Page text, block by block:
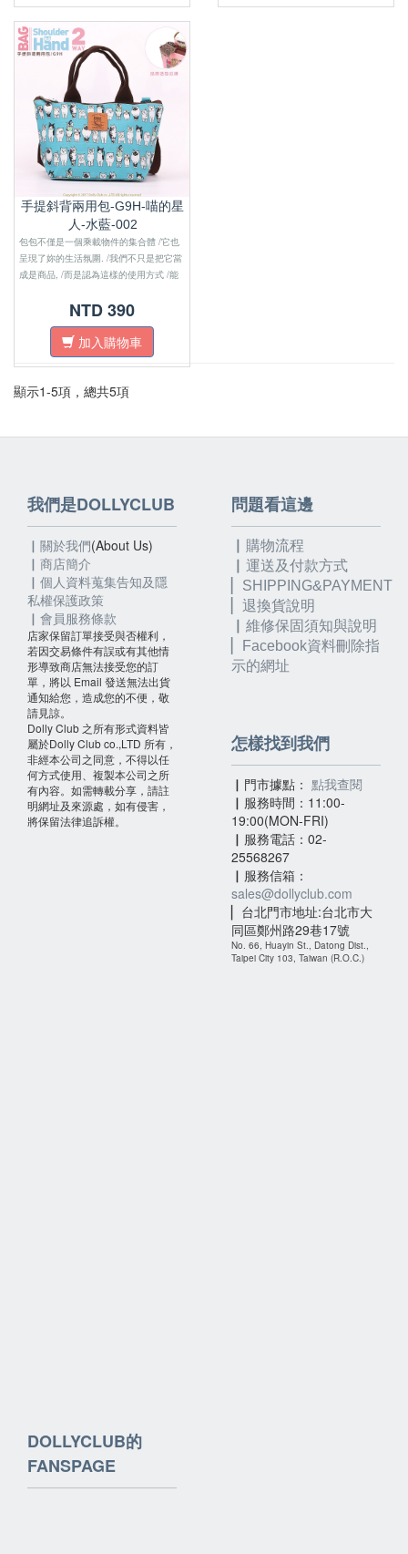
手提斜背兩用包-G9H-喵的星
人-水藍-002
包包不僅是一個乘載物件的集合體 /它也
呈現了妳的生活氛圍. /我們不只是把它當
成是商品, /而是認為這樣的使用方式 /能
【收納功能】和【防水材質】的機能性,也
是同樣的注重!
NTD 390
加入購物車
顯示1-5項，總共5項
我們是DOLLYCLUB
▏關於我們(About Us)
▏ 商店簡介
▏個人資料蒐集告知及隱
私權保護政策
▏會員服務條款
店家保留訂單接受與否權利，
若因交易條件有誤或有其他情
形導致商店無法接受您的訂
單，將以 Email 發送無法出貨
通知給您，造成您的不便，敬
請見諒。
Dolly Club 之所有形式資料皆
屬於Dolly Club co.,LTD 所有，
非經本公司之同意，不得以任
何方式使用、複製本公司之所
有內容。如需轉載分享，請註
明網址及來源處，如有侵害，
將保留法律追訴權。
問題看這邊
▏購物流程
▏運送及付款方式
▏SHIPPING&PAYMENT
▏退換貨說明
▏維修保固須知與說明
Facebook資料刪除指
示的網址
怎樣找到我們
▏門市據點： 點我查閱
▏服務時間：11:00-
19:00(MON-FRI)
▏服務電話：02-
25568267
▏服務信箱：
sales@dollyclub.com
▏台北門市地址:台北市大
同區鄭州路29巷17號
No. 66, Huayin St., Datong Dist.,
Taipei City 103, Taiwan (R.O.C.)
DOLLYCLUB的
FANSPAGE